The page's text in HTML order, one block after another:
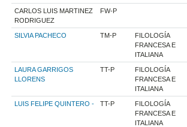
CARLOS LUIS MARTINEZ
RODRIGUEZ
FW-P
SILVIA PACHECO TM-P
FILOLOGÍA
FRANCESA E
ITALIANA
LAURA GARRIGOS
LLORENS
TT-P
FILOLOGÍA
FRANCESA E
ITALIANA
LUIS FELIPE QUINTERO - TT-P
FILOLOGÍA
FRANCESA E
ITALIANA